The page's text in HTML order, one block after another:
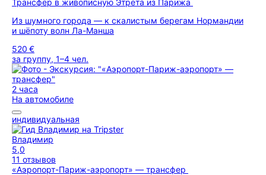
Трансфер в живописную Этрета из Парижа
Из шумного города — к скалистым берегам Нормандии
и шёпоту волн Ла-Манша
520 €
за группу, 1–4 чел.
2 часа
На автомобиле
индивидуальная
Владимир
5,0
11 отзывов
«Аэропорт-Париж-аэропорт» — трансфер